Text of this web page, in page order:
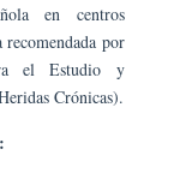
en centros
recomendada por
el Estudio y
Crónicas).